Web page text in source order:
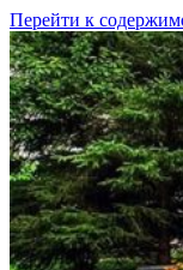
Перейти к